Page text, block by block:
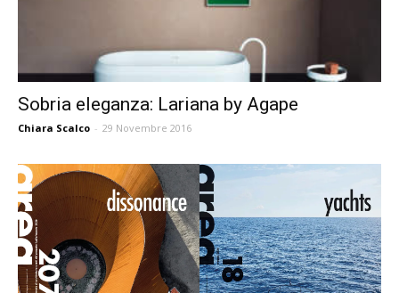
Sobria eleganza: Lariana by Agape
Chiara Scalco - 29 Novembre 2016